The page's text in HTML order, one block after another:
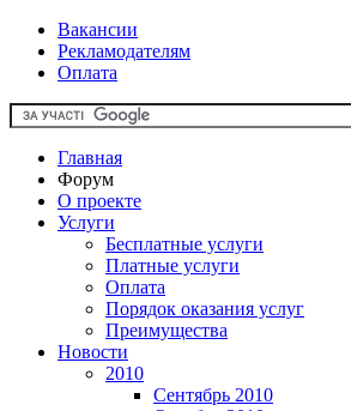
Вакансии
Рекламодателям
Оплата
Главная
Форум
О проекте
Услуги
Бесплатные услуги
Платные услуги
Оплата
Порядок оказания услуг
Преимущества
Новости
2010
Сентябрь 2010